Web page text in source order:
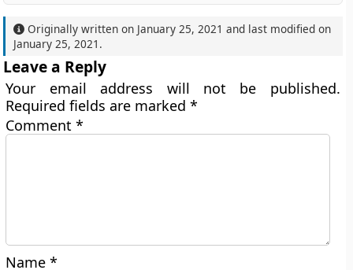
Originally written on January 25, 2021 and last modified on
January 25, 2021 .
Leave a Reply
Your email address will not be published.
Required fields are marked*
Comment*
Name*